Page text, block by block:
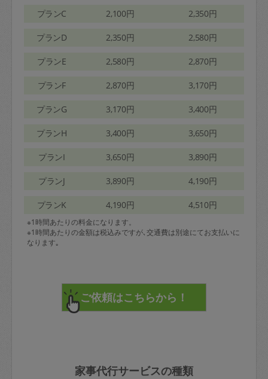
プランC 2,100円 2,350円
プランD 2,350円 2,580円
プランE 2,580円 2,870円
プランF 2,870円 3,170円
プランG 3,170円 3,400円
プランH 3,400円 3,650円
プランI 3,650円 3,890円
プランJ 3,890円 4,190円
プランK 4,190円 4,510円
※1時間あたりの料金になります。
※1時間あたりの金額は税込みですが､交通費は別途にてお支払いに
なります｡
家事代行サービスの種類